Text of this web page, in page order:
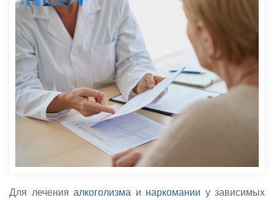
Для лечения алкоголизма и наркомании у зависимых